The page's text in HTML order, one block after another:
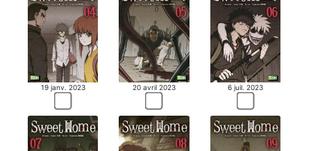
19 janv. 2023 20 avril 2023 6 juil. 2023